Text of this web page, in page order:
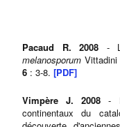
Pacaud R. 2008 -
melanosporum Vittadini
6 : 3-8. [PDF]
Vimpère J. 2008 -
continentaux du